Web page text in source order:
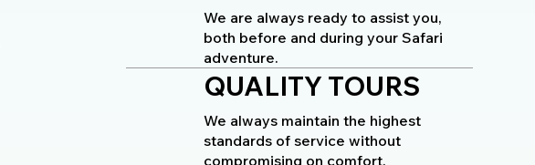
We are always ready to assist you,
both before and during your Safari
adventure.
QUALITY TOURS
We always maintain the highest
standards of service without
compromising on comfort.